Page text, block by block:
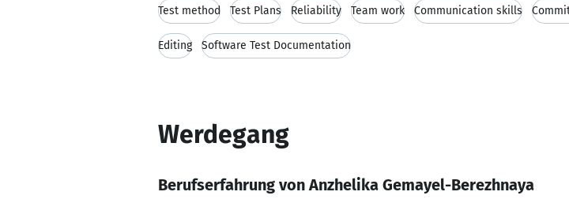
Test method Test Plans Reliability Team work Communication skills
Editing Software Test Documentation
Werdegang
Berufserfahrung von Anzhelika Gemayel-Berezhnaya